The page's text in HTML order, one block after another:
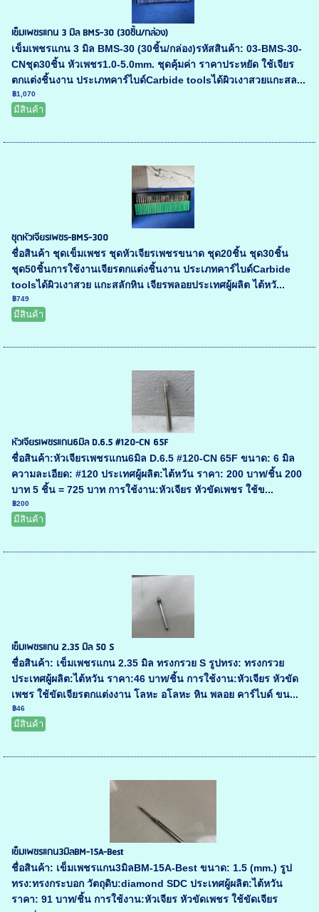
เข็มเพชรแกน 3 มิล BMS-30 (30ชิ้น/กล่อง)
เข็มเพชรแกน 3 มิล BMS-30 (30ชิ้น/กล่อง)รหัสสินค้า: 03-BMS-30-
CNชุด30ชิ้น หัวเพชร1.0-5.0mm. ชุดคุ้มค่า ราคาประหยัด ใช้เจียร
ตกแต่งชิ้นงาน ประเภทคาร์ไบด์Carbide toolsได้ผิวเงาสวยแกะสล...
฿1,070
มีสินค้า
ชุดหัวเจียรเพชร-BMS-300
ชื่อสินค้า ชุดเข็มเพชร ชุดหัวเจียรเพชรขนาด ชุด20ชิ้น ชุด30ชิ้น
ชุด50ชิ้นการใช้งานเจียรตกแต่งชิ้นงาน ประเภทคาร์ไบด์Carbide
toolsได้ผิวเงาสวย แกะสลักหิน เจียรพลอยประเทศผู้ผลิต ไต้หวั...
฿749
มีสินค้า
หัวเจียรเพชรแกน6มิล D.6.5 #120-CN 65F
ชื่อสินค้า:หัวเจียรเพชรแกน6มิล D.6.5 #120-CN 65F ขนาด: 6 มิล
ความละเอียด: #120 ประเทศผู้ผลิต:ไต้หวัน ราคา: 200 บาท/ชิ้น 200
บาท 5 ชิ้น = 725 บาท การใช้งาน:หัวเจียร หัวขัดเพชร ใช้ข...
฿200
มีสินค้า
เข็มเพชรแกน 2.35 มิล 50 S
ชื่อสินค้า: เข็มเพชรแกน 2.35 มิล ทรงกรวย S รูปทรง: ทรงกรวย
ประเทศผู้ผลิต:ไต้หวัน ราคา:46 บาท/ชิ้น การใช้งาน:หัวเจียร หัวขัด
เพชร ใช้ขัดเจียรตกแต่งงาน โลหะ อโลหะ หิน พลอย คาร์ไบด์ ขน...
฿46
มีสินค้า
เข็มเพชรแกน3มิลBM-15A-Best
ชื่อสินค้า: เข็มเพชรแกน3มิลBM-15A-Best ขนาด: 1.5 (mm.) รูป
ทรง:ทรงกระบอก วัตถุดิบ:diamond SDC ประเทศผู้ผลิต:ไต้หวัน
ราคา: 91 บาท/ชิ้น การใช้งาน:หัวเจียร หัวขัดเพชร ใช้ขัดเจียร